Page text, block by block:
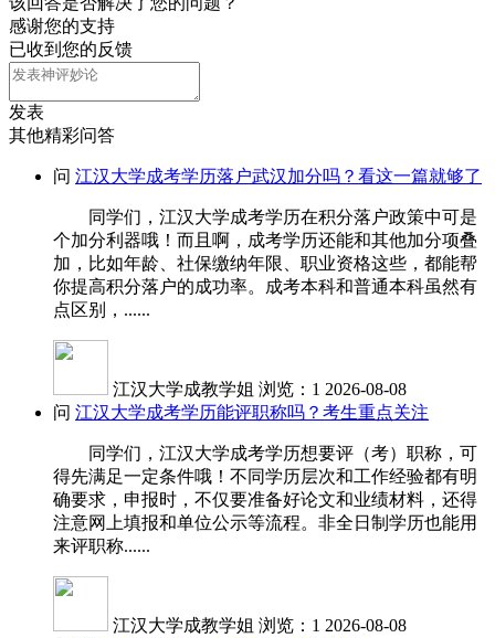
感谢您的支持
已收到您的反馈
发表
其他精彩问答
问 江汉大学成考学历落户武汉加分吗？看这一篇就够了
同学们，江汉大学成考学历在积分落户政策中可是
个加分利器哦！而且啊，成考学历还能和其他加分项叠
加，比如年龄、社保缴纳年限、职业资格这些，都能帮
你提高积分落户的成功率。成考本科和普通本科虽然有
点区别，......
江汉大学成教学姐 浏览：1 2026-08-08
问 江汉大学成考学历能评职称吗？考生重点关注
同学们，江汉大学成考学历想要评（考）职称，可
得先满足一定条件哦！不同学历层次和工作经验都有明
确要求，申报时，不仅要准备好论文和业绩材料，还得
注意网上填报和单位公示等流程。非全日制学历也能用
来评职称......
江汉大学成教学姐 浏览：1 2026-08-08